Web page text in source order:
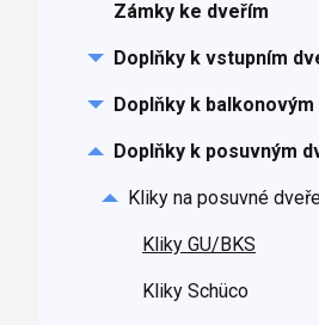
Zámky ke dveřím
Doplňky k vstupním
Doplňky k
Doplňky k posuvným
Kliky na posuvné
Kliky GU/BKS
Kliky Schüco